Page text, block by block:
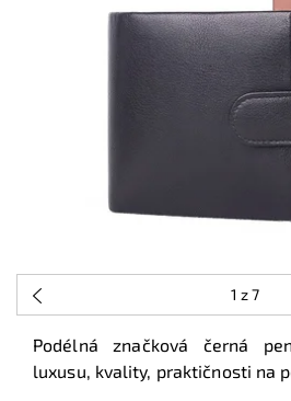
1 z 7
Podélná značková černá
luxusu, kvality, praktičnosti na